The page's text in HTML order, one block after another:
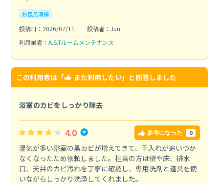
お風呂清掃
投稿日：2026/07/11
投稿者：Jun
利用業者： A.S.Tルームメンテナンス
この利用者は「 また利用したい」と回答しました
浴室のカビをしっかり除去
4.0 参考になった 0
湿気が多い浴室の黒カビが増えてきて、手入れが追いつか
なくなったため依頼しました。担当の方は壁や床、排水
口、天井のカビ汚れを丁寧に確認し、専用洗剤と道具を使
いながらしっかり洗浄してくれました。